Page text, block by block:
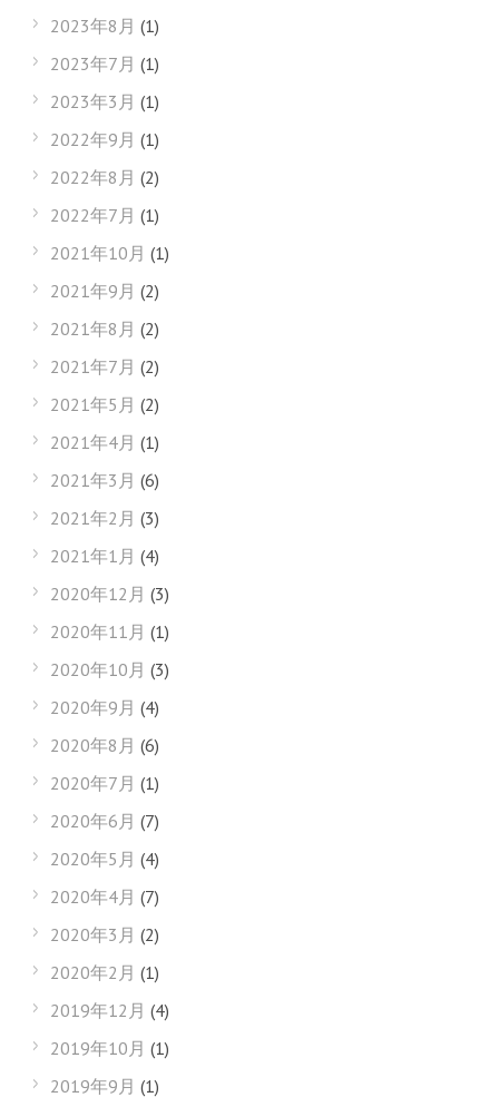
2023年8月 (1)
2023年7月 (1)
2023年3月 (1)
2022年9月 (1)
2022年8月 (2)
2022年7月 (1)
2021年10月 (1)
2021年9月 (2)
2021年8月 (2)
2021年7月 (2)
2021年5月 (2)
2021年4月 (1)
2021年3月 (6)
2021年2月 (3)
2021年1月 (4)
2020年12月 (3)
2020年11月 (1)
2020年10月 (3)
2020年9月 (4)
2020年8月 (6)
2020年7月 (1)
2020年6月 (7)
2020年5月 (4)
2020年4月 (7)
2020年3月 (2)
2020年2月 (1)
2019年12月 (4)
2019年10月 (1)
2019年9月 (1)